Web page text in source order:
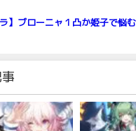
ラ】ブローニャ１凸か姫子で悩